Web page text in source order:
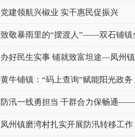
党建领航兴椒业 实干惠民促振兴
致敬暴雨里的“摆渡人”——双石铺镇
办好民生实事 铺就致富坦途—凤州
黄牛铺镇：“码上查询”赋能阳光政
防汛一线勇担当 干群合力保畅通
凤州镇磨湾村扎实开展防汛转移工作